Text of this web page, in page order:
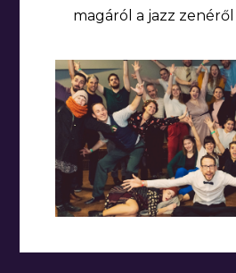
magáról a jazz